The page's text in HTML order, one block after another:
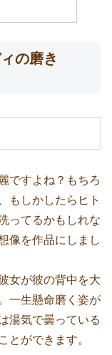
の磨き
ですよね？もちろ
もしかしたらヒト
ってるかもしれな
像を作品にしまし
女が彼の背中を大
一生懸命磨く姿が
湯気で曇っている
とができます。